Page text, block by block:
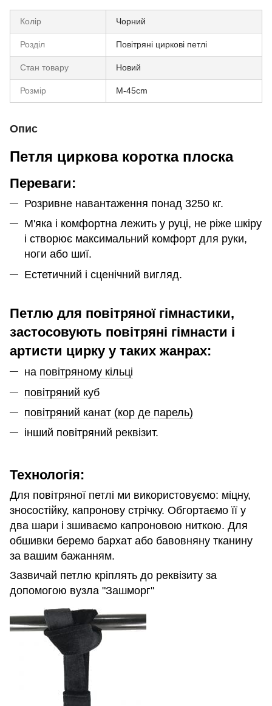
Колір Чорний
Розділ Повітряні циркові петлі
Стан товару Новий
Розмір M-45cm
Опис
Петля циркова коротка плоска
Переваги:
Розривне навантаження понад 3250 кг.
М'яка і комфортна лежить у руці, не ріже шкіру
і створює максимальний комфорт для руки,
ноги або шиї.
Естетичний і сценічний вигляд.
Петлю для повітряної гімнастики,
застосовують повітряні гімнасти і
артисти цирку у таких жанрах:
на повітряному кільці
повітряний куб
повітряний канат (кор де парель)
інший повітряний реквізит.
Технологія:
Для повітряної петлі ми використовуємо: міцну,
зносостійку, капронову стрічку. Обгортаємо її у
два шари і зшиваємо капроновою ниткою. Для
обшивки беремо бархат або бавовняну тканину
за вашим бажанням.
Зазвичай петлю кріплять до реквізиту за
допомогою вузла "Зашморг"